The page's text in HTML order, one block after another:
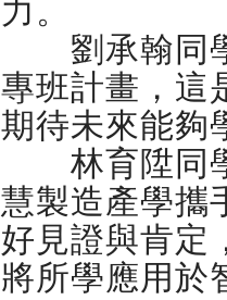
力。
劉承翰同學
專班計畫，這
期待未來能夠
林育陞同學
慧製造產學攜
好見證與肯定
將所學應用於